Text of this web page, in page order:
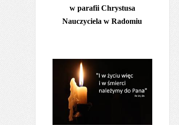
w parafii Chrystusa
Nauczyciela w Radomiu